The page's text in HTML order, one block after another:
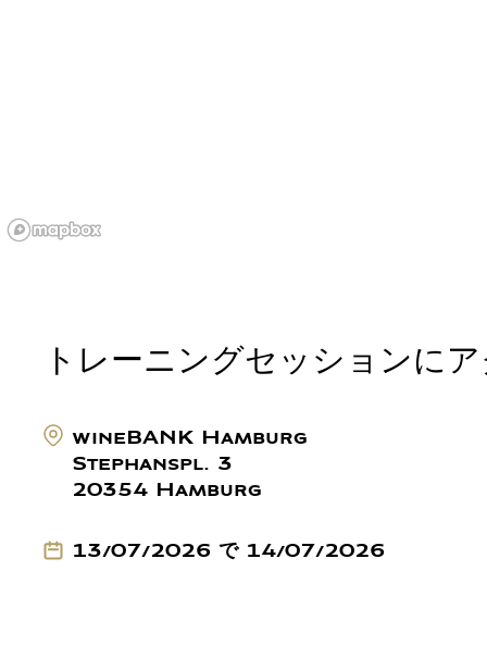
トレーニングセッションに
wineBANK Hamburg
Stephanspl. 3
20354 Hamburg
13/07/2026 で 14/07/2026